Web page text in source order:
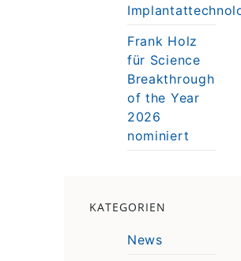
Frank Holz
für Science
Breakthrough
of the Year
2026
nominiert
KATEGORIEN
News